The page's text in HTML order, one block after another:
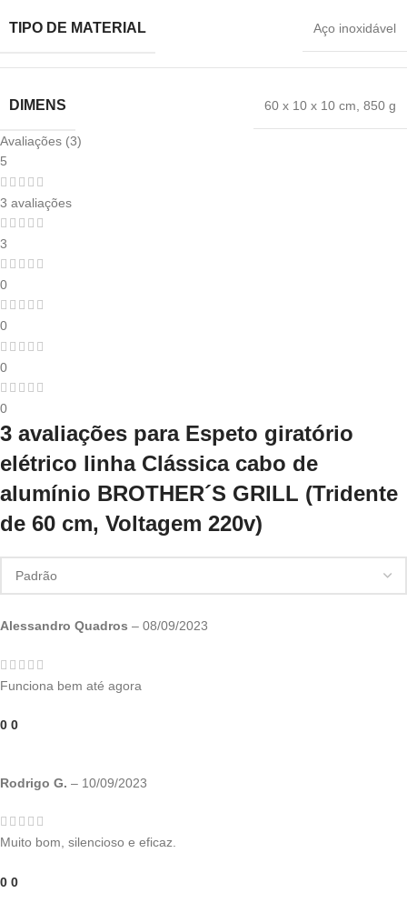
TIPO DE MATERIAL ‎Aço inoxidável
DIMENS ‎60 x 10 x 10 cm, 850 g
Avaliações (3)
5
3 avaliações
3
0
0
0
0
3 avaliações para Espeto giratório
elétrico linha Clássica cabo de
alumínio BROTHER´S GRILL (Tridente
de 60 cm, Voltagem 220v)
Alessandro Quadros – 08/09/2023
Funciona bem até agora
0 0
Rodrigo G. – 10/09/2023
Muito bom, silencioso e eficaz.
0 0